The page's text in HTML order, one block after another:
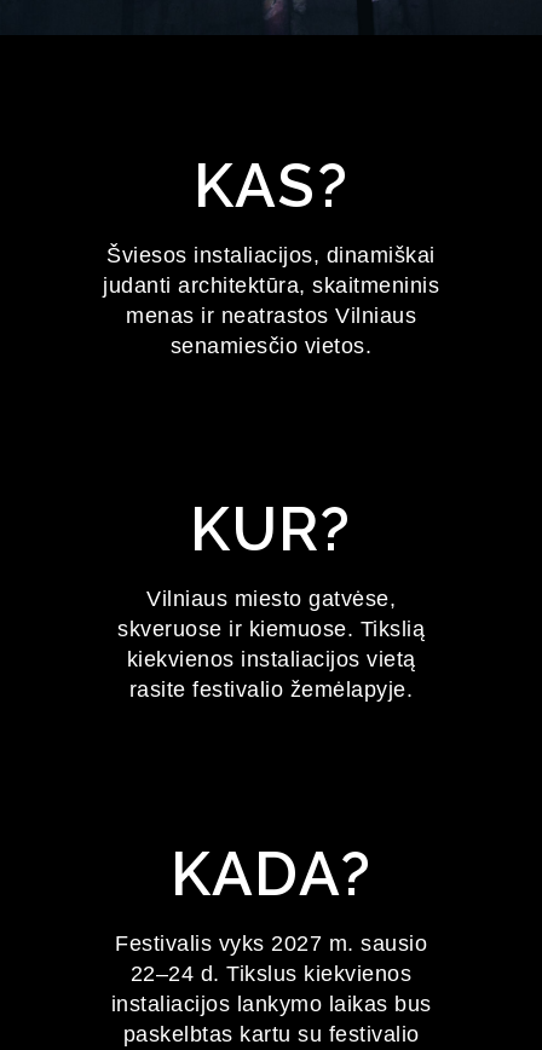
ŠVIESŲ
FESTIVALIS
2027 m. sausio 22–24 d.
KAS?
Šviesos instaliacijos, dinamiškai
judanti architektūra, skaitmeninis
menas ir neatrastos Vilniaus
senamiesčio vietos.
KUR?
Vilniaus miesto gatvėse,
skveruose ir kiemuose. Tikslią
kiekvienos instaliacijos vietą
rasite festivalio žemėlapyje.
KADA?
Festivalis vyks 2027 m. sausio
22–24 d. Tikslus kiekvienos
instaliacijos lankymo laikas bus
paskelbtas kartu su festivalio